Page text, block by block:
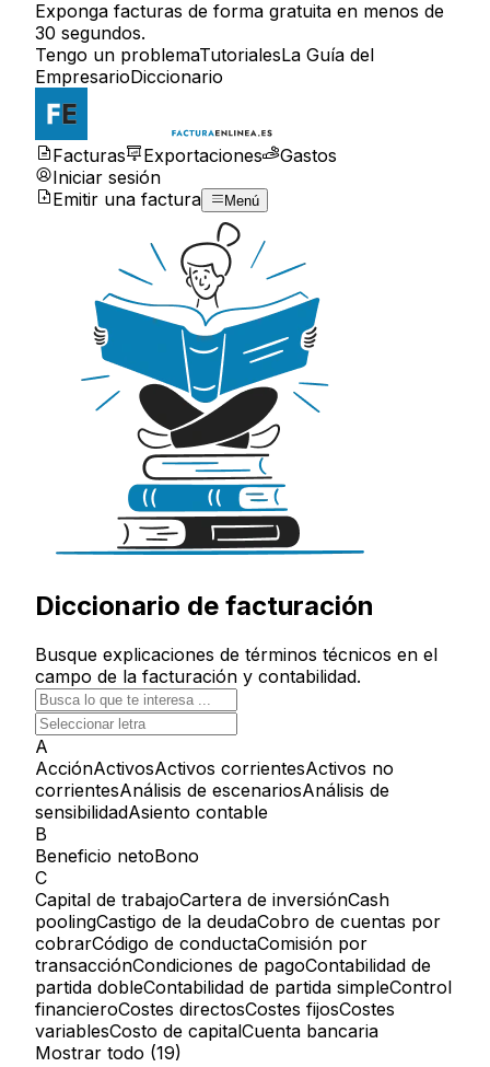
Exponga facturas de forma gratuita en menos de
30 segundos.
Tengo un problemaTutorialesLa Guía del
EmpresarioDiccionario
Facturas Exportaciones
Gastos
Iniciar sesión
Emitir una factura
Menú
Diccionario de facturación
Busque explicaciones de términos técnicos en el
campo de la facturación y contabilidad.
A
AcciónActivosActivos corrientesActivos no
corrientesAnálisis de escenariosAnálisis de
sensibilidadAsiento contable
B
Beneficio netoBono
C
Capital de trabajoCartera de inversiónCash
poolingCastigo de la deudaCobro de cuentas por
cobrarCódigo de conductaComisión por
transacciónCondiciones de pagoContabilidad de
partida dobleContabilidad de partida simpleControl
financieroCostes directosCostes fijosCostes
variablesCosto de capitalCuenta bancaria
Mostrar todo (19)